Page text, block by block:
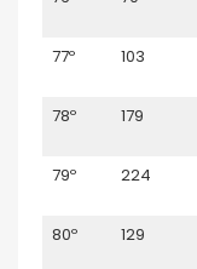
77º 103
78º 179
79º 224
80º 129